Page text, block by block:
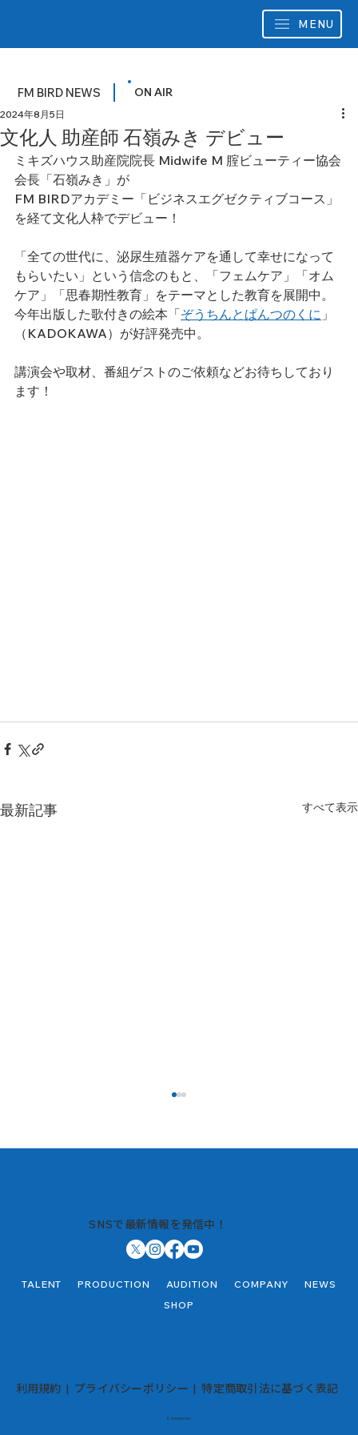
MENU
FM BIRD NEWS ON AIR
文化人 助産師 石嶺みき デビュー
2024年8月5日
ミキズハウス助産院院長 Midwife M 腟ビューティー協会
会長「石嶺みき」が
FM BIRDアカデミー「ビジネスエグゼクティブコース」
を経て文化人枠でデビュー！
「全ての世代に、泌尿生殖器ケアを通して幸せになって
もらいたい」という信念のもと、「フェムケア」「オム
ケア」「思春期性教育」をテーマとした教育を展開中。
今年出版した歌付きの絵本「ぞうちんとぱんつのくに 」
（KADOKAWA）が好評発売中。
講演会や取材、番組ゲストのご依頼などお待ちしており
ます！
最新記事 すべて表示
パーソナリティ基礎コース お申込み受け
利用規約 | プライバシーポリシー |特定商取引法に基づく表記
TALENT PRODUCTION AUDITION COMPANY
NEWS
SHOP
© FM BIRD INC.
SNSで最新情報を発信中！